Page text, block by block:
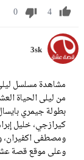
4
0
3sk
بطولة جيمري
كيرازجي، خليل
وعلى موقع قصة